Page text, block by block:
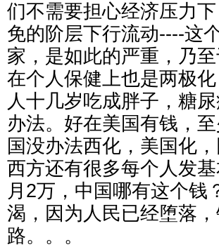
们不需要担心经济压力
免的阶层下行流动----这
家，是如此的严重，乃
在个人保健上也是两极
人十几岁吃成胖子，糖
办法。好在美国有钱，
国没办法西化，美国化
西方还有很多每个人发
月2万，中国哪有这个钱
渴，因为人民已经堕落
路。。。